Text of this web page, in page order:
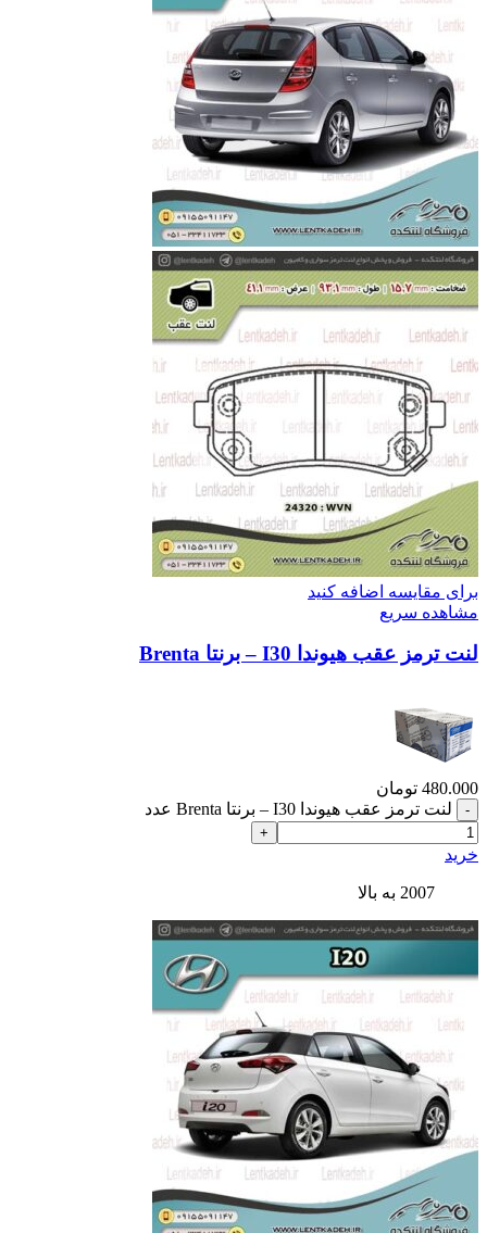
برای مقایسه اضافه کنید
مشاهده سریع
لنت ترمز عقب هیوندا I30 – برنتا Brenta
480.000 تومان
لنت ترمز عقب هیوندا I30 – برنتا Brenta عدد
خرید
2007 به بالا